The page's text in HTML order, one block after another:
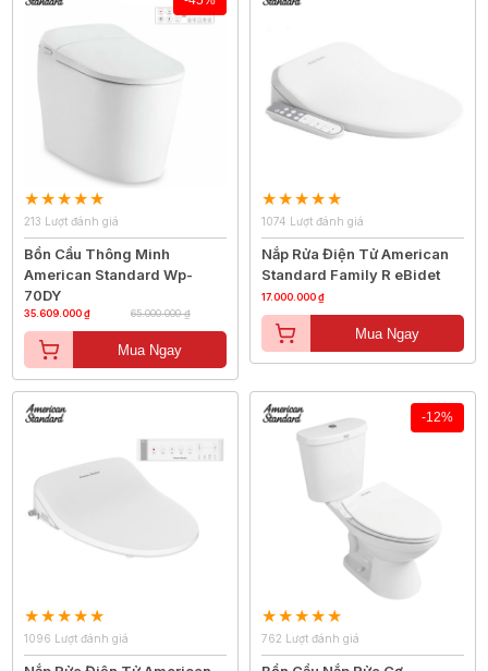
213 Lượt đánh giá
Bồn Cầu Thông Minh
American Standard Wp-
70DY
35.609.000 ₫ 65.000.000 ₫
Mua Ngay
1074 Lượt đánh giá
Nắp Rửa Điện Tử American
Standard Family R eBidet
17.000.000 ₫
Mua Ngay
1096 Lượt đánh giá
-12%
762 Lượt đánh giá